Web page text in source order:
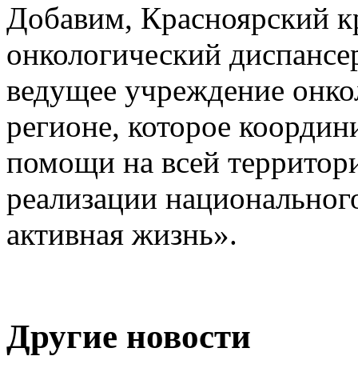
Добавим, Красноярский
онкологический
ведущее учреждение
регионе, которое
помощи на всей
реализации
активная жизнь».
Другие новости